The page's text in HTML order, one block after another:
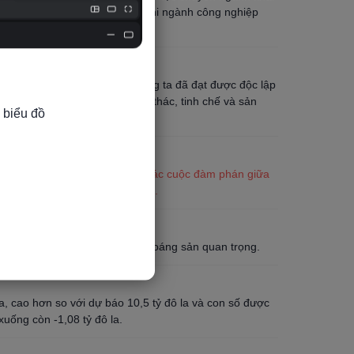
sư khai khoáng tiếp theo, khi ngành công nghiệp
nhân lực tốt nghiệp.
ngành khai thác mỏ: "Chúng ta đã đạt được độc lập
về kinh tế. Hoa Kỳ phải khai thác, tinh chế và sản
các quan chức Mỹ cho biết các cuộc đàm phán giữa
​​sẽ sớm đạt được thỏa thuận.
cho ba công ty khai thác khoáng sản quan trọng.
cao hơn so với dự báo 10,5 tỷ đô la và con số được
còn -1,08 tỷ đô la.
biểu đồ